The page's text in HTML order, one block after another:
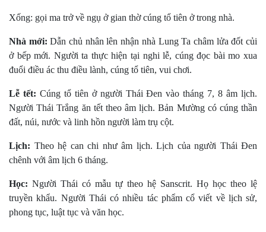
Xống: gọi ma trở về ngụ ở gian thờ cúng tổ tiên ở trong nhà.
Nhà mới:Dẫn chủ nhân lên nhận nhà Lung Ta châm lửa đốt củi
ở bếp mới. Người ta thực hiện tại nghi lễ, cúng đọc bài mo xua
đuổi điều ác thu điều lành, cúng tổ tiên, vui chơi.
Lễ tết: Cúng tổ tiên ở người Thái Ðen vào tháng 7, 8 âm lịch.
Người Thái Trắng ăn tết theo âm lịch. Bản Mường có cúng thần
đất, núi, nước và linh hồn người làm trụ cột.
Lịch: Theo hệ can chi như âm lịch. Lịch của người Thái Ðen
chênh với âm lịch 6 tháng.
Học: Người Thái có mẫu tự theo hệ Sanscrit. Họ học theo lệ
truyền khẩu. Người Thái có nhiều tác phẩm cổ viết về lịch sử,
phong tục, luật tục và văn học.